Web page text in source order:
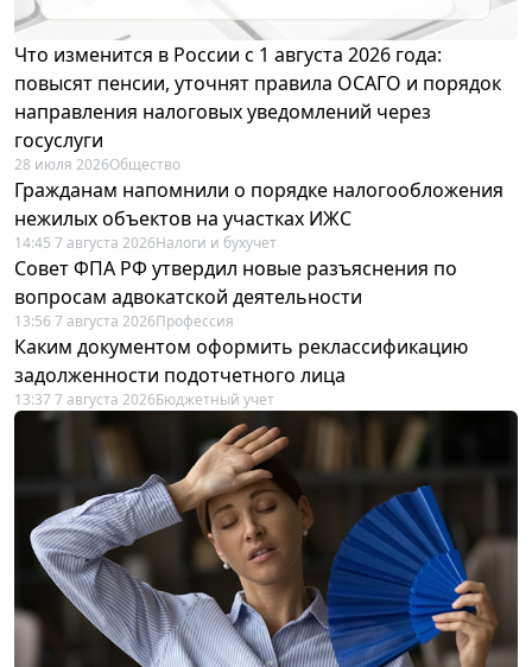
Что изменится в России с 1 августа 2026 года:
повысят пенсии, уточнят правила ОСАГО и порядок
направления налоговых уведомлений через
госуслуги
28 июля 2026Общество
Гражданам напомнили о порядке налогообложения
нежилых объектов на участках ИЖС
14:45 7 августа 2026Налоги и бухучет
Совет ФПА РФ утвердил новые разъяснения по
вопросам адвокатской деятельности
13:56 7 августа 2026Профессия
Каким документом оформить реклассификацию
задолженности подотчетного лица
13:37 7 августа 2026Бюджетный учет